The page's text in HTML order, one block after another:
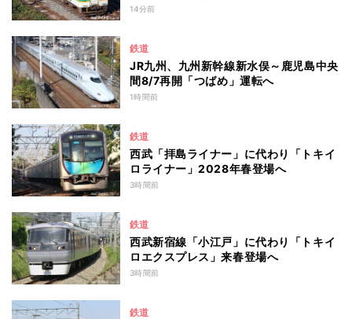
14分前
鉄道
JR九州、九州新幹線新水俣～鹿児島中央
間8/7再開「つばめ」運転へ
1時間前
鉄道
西武「拝島ライナー」に代わり「トキイ
ロライナー」2028年春登場へ
3時間前
鉄道
西武新宿線「小江戸」に代わり「トキイ
ロエクスプレス」来春登場へ
3時間前
鉄道